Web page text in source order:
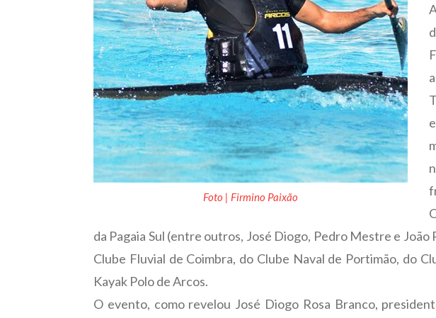
Foto | Firmino Paixão
da Pagaia Sul (entre outros, José Diogo, Pedro Mestre e
Clube Fluvial de Coimbra, do Clube Naval de Portimão, do
Kayak Polo de Arcos.
O evento, como revelou José Diogo Rosa Branco,